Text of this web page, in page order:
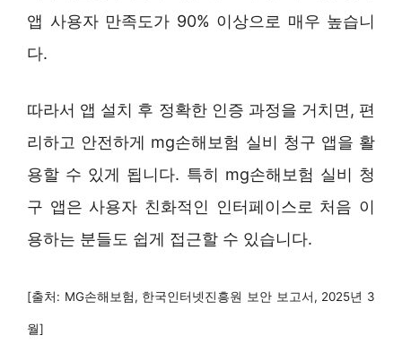
앱 사용자 만족도가 90% 이상으로 매우 높습니
다.
따라서 앱 설치 후 정확한 인증 과정을 거치면, 편
리하고 안전하게 mg손해보험 실비 청구 앱을 활
용할 수 있게 됩니다. 특히 mg손해보험 실비 청
구 앱은 사용자 친화적인 인터페이스로 처음 이
용하는 분들도 쉽게 접근할 수 있습니다.
[출처: MG손해보험, 한국인터넷진흥원 보안 보고서, 2025년 3
월]